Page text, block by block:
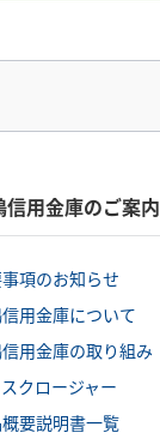
信用金庫のご案内
項のお知らせ
用金庫について
用金庫の取り組み
クロージャー
要説明書一覧